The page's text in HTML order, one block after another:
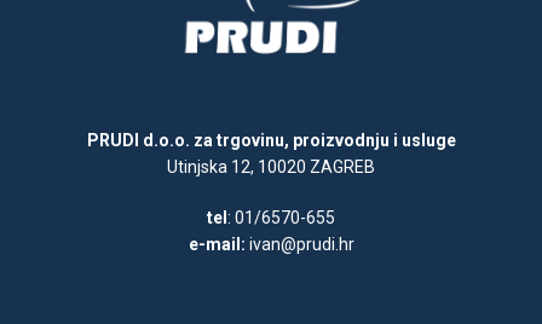
PRUDI d.o.o. za trgovinu, proizvodnju i usluge
Utinjska 12, 10020 ZAGREB
tel : 01/6570-655
e-mail: ivan@prudi.hr